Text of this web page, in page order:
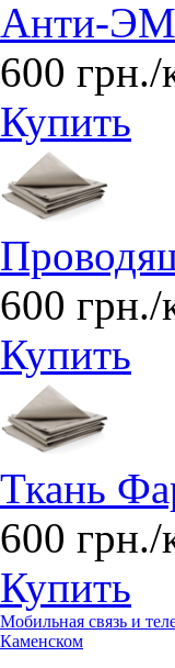
Анти-
600 грн./
Купить
600 грн./
Купить
Ткань
600 грн./
Купить
Мобильная связь и
Каменском